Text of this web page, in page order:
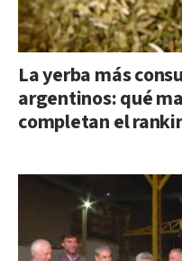
La yerba más
argentinos: qué
completan el